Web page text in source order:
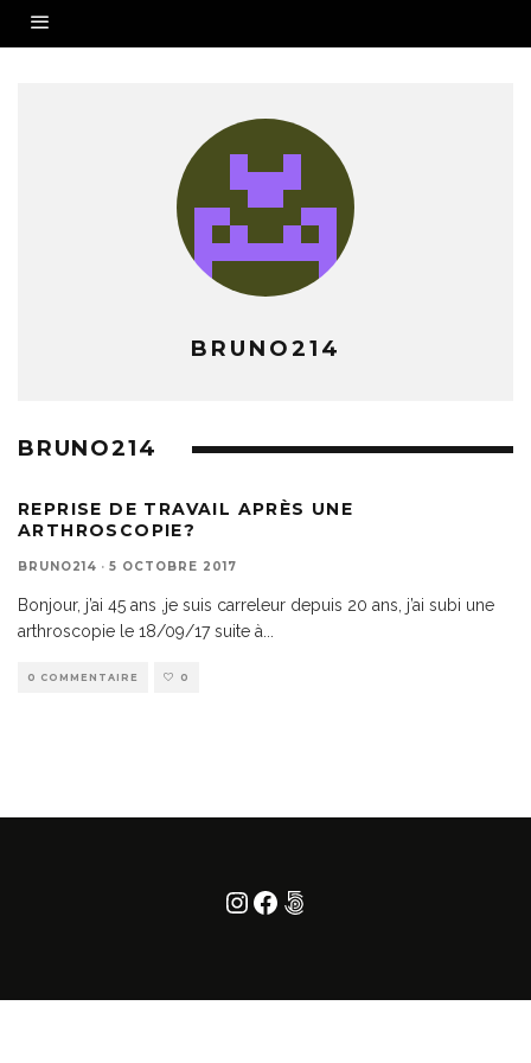
BRUNO214
BRUNO214
REPRISE DE TRAVAIL APRÈS UNE
ARTHROSCOPIE?
BRUNO214 · 5 OCTOBRE 2017
Bonjour, j’ai 45 ans ,je suis carreleur depuis 20 ans, j’ai subi une
arthroscopie le 18/09/17 suite à
0 COMMENTAIRE 0
Instagram
Facebook
500px